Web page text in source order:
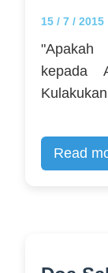
15 / 7 / 2015
"Apakah
kepada
Read